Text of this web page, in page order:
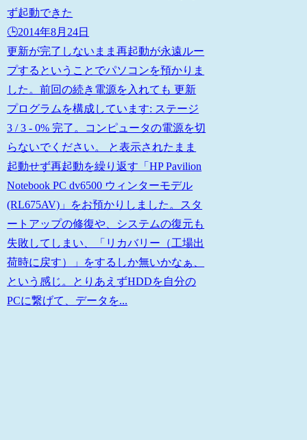
ず起動できた
🕒️2014年8月24日
更新が完了しないまま再起動が永遠ルー
プするということでパソコンを預かりま
した。前回の続き電源を入れても 更新
プログラムを構成しています: ステージ
3 / 3 - 0% 完了。コンピュータの電源を切
らないでください。 と表示されたまま
起動せず再起動を繰り返す「HP Pavilion
Notebook PC dv6500 ウィンターモデル
(RL675AV)」をお預かりしました。スタ
ートアップの修復や、システムの復元も
失敗してしまい、「リカバリー（工場出
荷時に戻す）」をするしか無いかなぁ、
という感じ。とりあえずHDDを自分の
PCに繋げて、データを...